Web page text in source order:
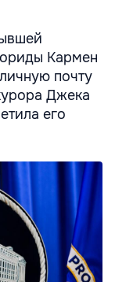
Кармен
почту
Джека
его